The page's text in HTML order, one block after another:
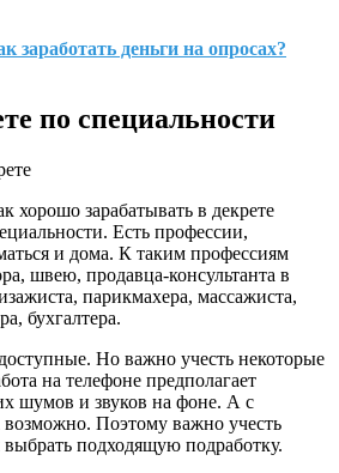
заработать деньги на опросах?
по специальности
хорошо зарабатывать в декрете
Есть профессии,
и дома. К таким профессиям
швею, продавца-консультанта в
парикмахера, массажиста,
бухгалтера.
Но важно учесть некоторые
на телефоне предполагает
шумов и звуков на фоне. А с
возможно. Поэтому важно учесть
подходящую подработку.